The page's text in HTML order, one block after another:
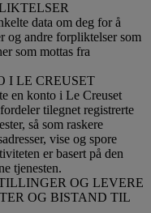
data om deg for å
og andre forpliktelser som
som mottas fra
I LE CREUSET
en konto i Le Creuset
tilegnet registrerte
så som raskere
vise og spore
er basert på den
tjenesten.
OG LEVERE
OG BISTAND TIL